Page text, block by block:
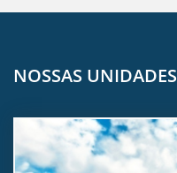
NOSSAS UNIDADES